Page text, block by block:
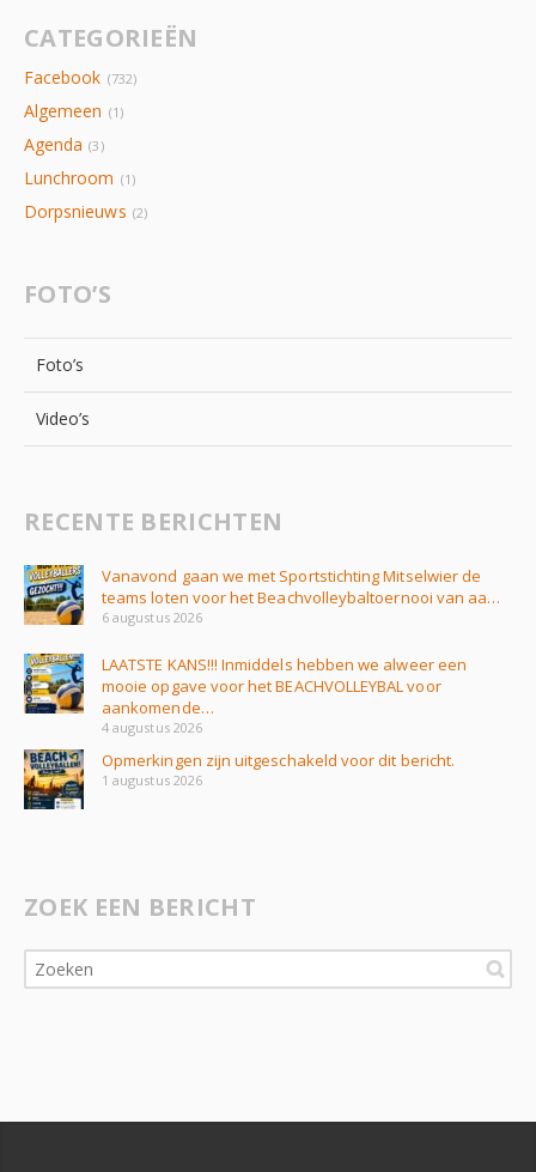
CATEGORIEËN
Facebook (732)
Algemeen (1)
Agenda (3)
Lunchroom (1)
Dorpsnieuws (2)
FOTO’S
Foto’s
Video’s
RECENTE BERICHTEN
Vanavond gaan we met Sportstichting Mitselwier de
teams loten voor het Beachvolleybaltoernooi van aa…
6 augustus 2026
LAATSTE KANS!!! Inmiddels hebben we alweer een
mooie opgave voor het BEACHVOLLEYBAL voor
aankomende…
4 augustus 2026
Opmerkingen zijn uitgeschakeld voor dit bericht.
1 augustus 2026
ZOEK EEN BERICHT